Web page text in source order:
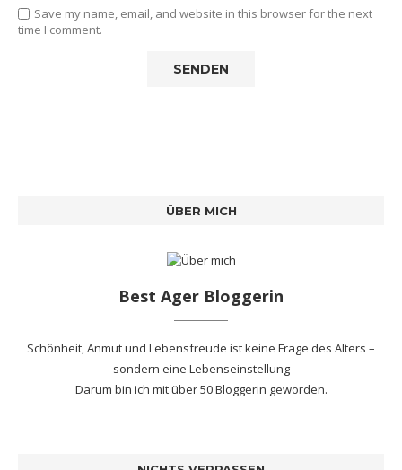
Save my name, email, and website in this browser for the next
time I comment.
ÜBER MICH
Best Ager Bloggerin
Schönheit, Anmut und Lebensfreude ist keine Frage des Alters –
sondern eine Lebenseinstellung
Darum bin ich mitüber 50 Bloggerin geworden.